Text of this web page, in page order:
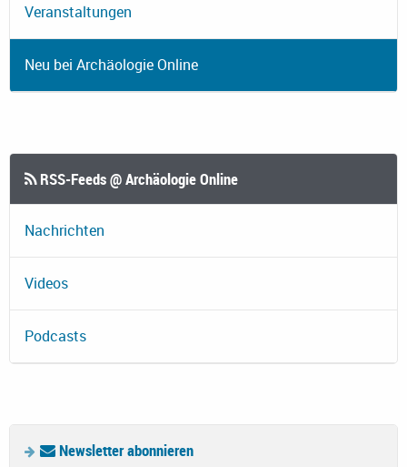
Veranstaltungen
Neu bei Archäologie Online
RSS-Feeds @ Archäologie Online
Nachrichten
Videos
Podcasts
Newsletter abonnieren